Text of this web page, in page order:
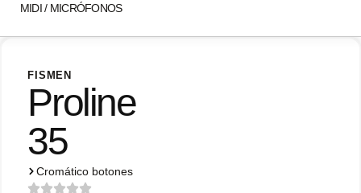
MIDI / MICRÓFONOS
FISMEN
Proline
35
Cromático botones